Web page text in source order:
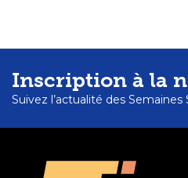
Inscription à la
Suivez l’actualité des Semaines